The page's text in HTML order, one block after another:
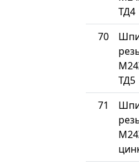
ТД4
70
ТД5
71